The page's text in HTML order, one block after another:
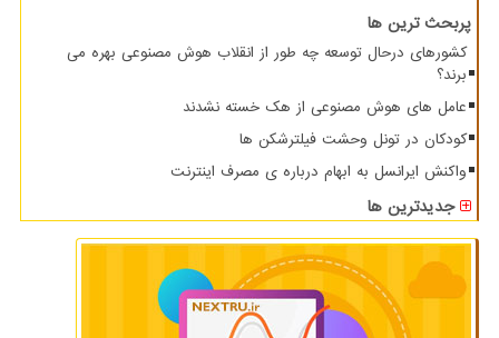
پربحث ترین ها
کشورهای درحال توسعه چه طور از انقلاب هوش مصنوعی بهره می
برند؟
عامل های هوش مصنوعی از هک خسته نشدند
کودکان در تونل وحشت فیلترشکن ها
واکنش ایرانسل به ابهام درباره ی مصرف اینترنت
جدیدترین ها